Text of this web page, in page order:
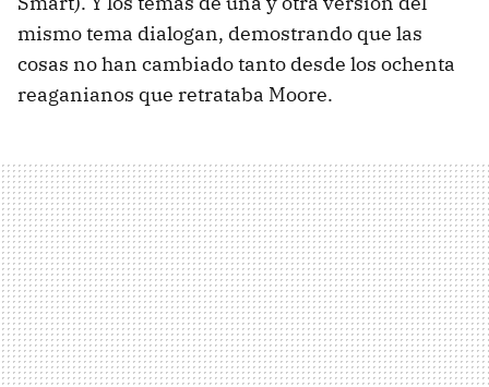
mismo tema dialogan, demostrando que las
cosas no han cambiado tanto desde los ochenta
reaganianos que retrataba Moore.